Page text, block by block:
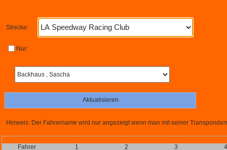
Strecke:
Nur:
Aktualisieren
Hinweis: Der Fahrername wird nur angezeigt wenn man mit seiner
Fahrer 1 2 3 4